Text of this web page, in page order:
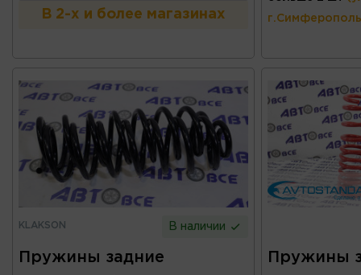
В 2-х и более магазинах
KLAKSON В наличии
Пружины задние
Пружины